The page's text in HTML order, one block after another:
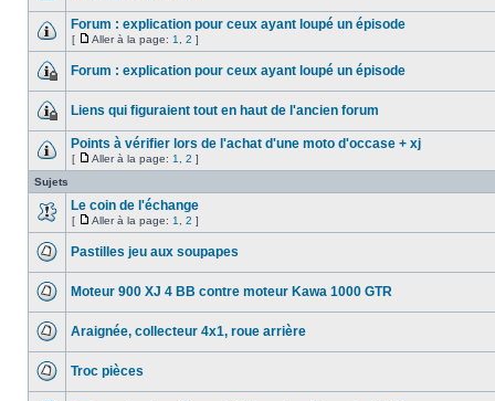
Forum : explication pour ceux ayant loupé un épisode
[ Aller à la page: 1 2 ]
Forum : explication pour ceux ayant loupé un épisode
Liens qui figuraient tout en haut de l'ancien forum
Points à vérifier lors de l'achat d'une moto d'occase + xj
[ Aller à la page: 1 2 ]
Sujets
Le coin de l'échange
[ Aller à la page: 1 2 ]
Pastilles jeu aux soupapes
Moteur 900 XJ 4 BB contre moteur Kawa 1000 GTR
Araignée, collecteur 4x1, roue arrière
Troc pièces